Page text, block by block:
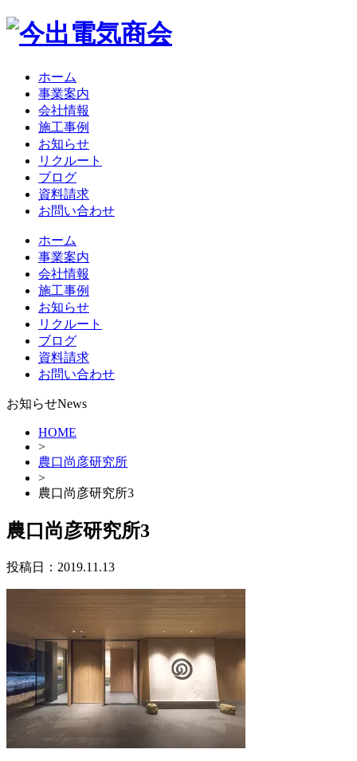
ホーム
事業案内
会社情報
施工事例
お知らせ
リクルート
ブログ
資料請求
お問い合わせ
ホーム
事業案内
会社情報
施工事例
お知らせ
リクルート
ブログ
資料請求
お問い合わせ
お知らせNews
HOME
>
農口尚彦研究所
>
農口尚彦研究所3
農口尚彦研究所3
投稿日： 2019.11.13